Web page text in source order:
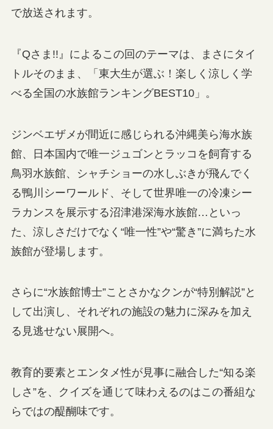
で放送されます。
『Qさま!!』によるこの回のテーマは、まさにタイ
トルそのまま、「東大生が選ぶ！楽しく涼しく学
べる全国の水族館ランキングBEST10」。
ジンベエザメが間近に感じられる沖縄美ら海水族
館、日本国内で唯一ジュゴンとラッコを飼育する
鳥羽水族館、シャチショーの水しぶきが飛んでく
る鴨川シーワールド、そして世界唯一の冷凍シー
ラカンスを展示する沼津港深海水族館…といっ
た、涼しさだけでなく“唯一性”や“驚き”に満ちた水
族館が登場します。
さらに“水族館博士”ことさかなクンが“特別解説”と
して出演し、それぞれの施設の魅力に深みを加え
る見逃せない展開へ。
教育的要素とエンタメ性が見事に融合した“知る楽
しさ”を、クイズを通じて味わえるのはこの番組な
らではの醍醐味です。